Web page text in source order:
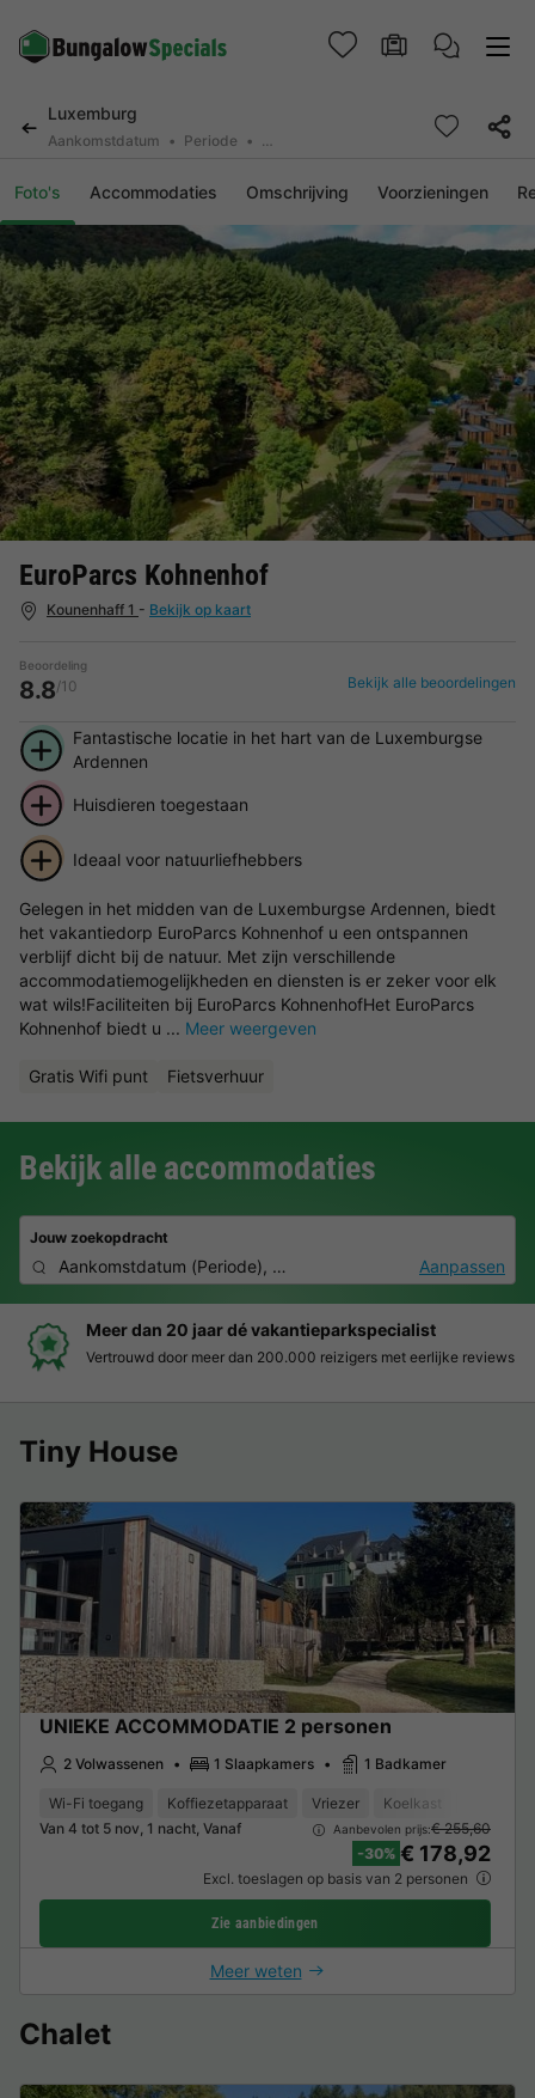
Luxemburg
Aankomstdatum Periode 2 personen, 0 huisdier
Foto's Accommodaties Omschrijving Voorzieningen
EuroParcs Kohnenhof
Kounenhaff 1 - Bekijk op kaart
Beoordeling
8.8/10 Bekijk alle beoordelingen
Fantastische locatie in het hart van de Luxemburgse
Ardennen
Huisdieren toegestaan
Ideaal voor natuurliefhebbers
Gelegen in het midden van de Luxemburgse Ardennen, biedt
het vakantiedorp EuroParcs Kohnenhof u een ontspannen
verblijf dicht bij de natuur. Met zijn verschillende
accommodatiemogelijkheden en diensten is er zeker voor elk
wat wils!Faciliteiten bij EuroParcs KohnenhofHet EuroParcs
Kohnenhof biedt u ... Meer weergeven
Gratis Wifi punt Fietsverhuur
Bekijk alle accommodaties
Jouw zoekopdracht
Aankomstdatum (Periode), 2 personen, 0 huisdierAanpassen
Boek eenvoudig en zonder stress
Duidelijke prijzen, moeiteloos boeken en veilige betaalomgeving
Tiny House
UNIEKE ACCOMMODATIE 2 personen
2 Volwassenen 1 Slaapkamers 1 Badkamer
Wi-Fi toegang Koffiezetapparaat Vriezer Koelkast
Van 4 tot 5 nov, 1 nacht, Vanaf
Aanbevolen prijs:€ 255,60
-30% € 178,92
Excl. toeslagen op basis van 2 personen
Zie aanbiedingen
Meer weten
Chalet